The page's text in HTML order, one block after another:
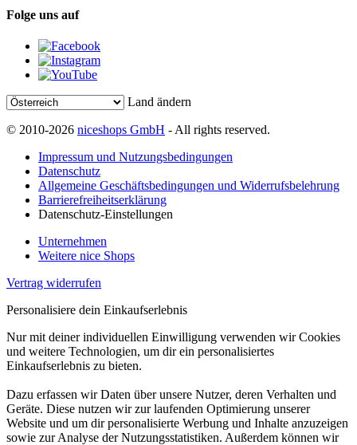
Folge uns auf
Land ändern
© 2010-2026 niceshops GmbH - All rights reserved.
Impressum und Nutzungsbedingungen
Datenschutz
Allgemeine Geschäftsbedingungen und Widerrufsbelehrung
Barrierefreiheitserklärung
Datenschutz-Einstellungen
Unternehmen
Weitere nice Shops
Vertrag widerrufen
Personalisiere dein Einkaufserlebnis
Nur mit deiner individuellen Einwilligung verwenden wir Cookies
und weitere Technologien, um dir ein personalisiertes
Einkaufserlebnis zu bieten.
Dazu erfassen wir Daten über unsere Nutzer, deren Verhalten und
Geräte. Diese nutzen wir zur laufenden Optimierung unserer
Website und um dir personalisierte Werbung und Inhalte anzuzeigen
sowie zur Analyse der Nutzungsstatistiken. Außerdem können wir